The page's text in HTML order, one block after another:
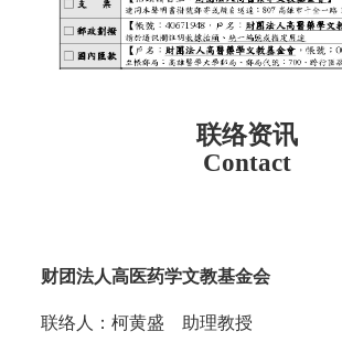
联络资讯
Contact
财团法人高医药学文教基金会
联络人：柯黄盛 助理教授